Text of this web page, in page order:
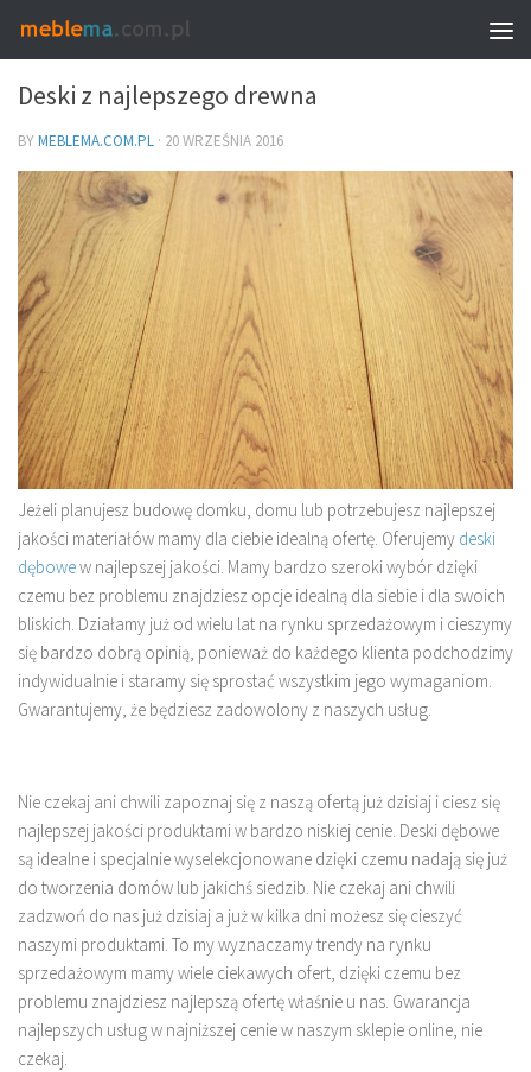
MEBLE I WNĘTRZA
Deski z najlepszego drewna
BYMEBLEMA.COM.PL · 20 WRZEŚNIA 2016
Jeżeli planujesz budowę domku, domu lub potrzebujesz najlepszej
jakości materiałów mamy dla ciebie idealną ofertę. Oferujemy deski
dębowew najlepszej jakości. Mamy bardzo szeroki wybór dzięki
czemu bez problemu znajdziesz opcje idealną dla siebie i dla swoich
bliskich. Działamy już od wielu lat na rynku sprzedażowym i cieszymy
się bardzo dobrą opinią, ponieważ do każdego klienta podchodzimy
indywidualnie i staramy się sprostać wszystkim jego wymaganiom.
Gwarantujemy, że będziesz zadowolony z naszych usług.
Nie czekaj ani chwili zapoznaj się z naszą ofertą już dzisiaj i ciesz się
najlepszej jakości produktami w bardzo niskiej cenie. Deski dębowe
są idealne i specjalnie wyselekcjonowane dzięki czemu nadają się już
do tworzenia domów lub jakichś siedzib. Nie czekaj ani chwili
zadzwoń do nas już dzisiaj a już w kilka dni możesz się cieszyć
naszymi produktami. To my wyznaczamy trendy na rynku
sprzedażowym mamy wiele ciekawych ofert, dzięki czemu bez
problemu znajdziesz najlepszą ofertę właśnie u nas. Gwarancja
najlepszych usług w najniższej cenie w naszym sklepie online, nie
czekaj.